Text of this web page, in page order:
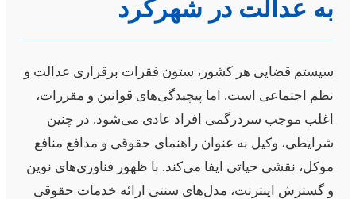
عدالت در شهرکرد
قضایی هر کشور، ستون فقرات برقراری عدالت و
اجتماعی است. اما پیچیدگی‌های قوانین و مقررات،
موجب سردرگمی افراد عادی می‌شود. در چنین
وکیل به عنوان راهنمای حقوقی و مدافع منافع
نقشی حیاتی ایفا می‌کند. با ظهور فناوری‌های نوین
گسترش اینترنت، مدل‌های سنتی ارائه خدمات حقوقی